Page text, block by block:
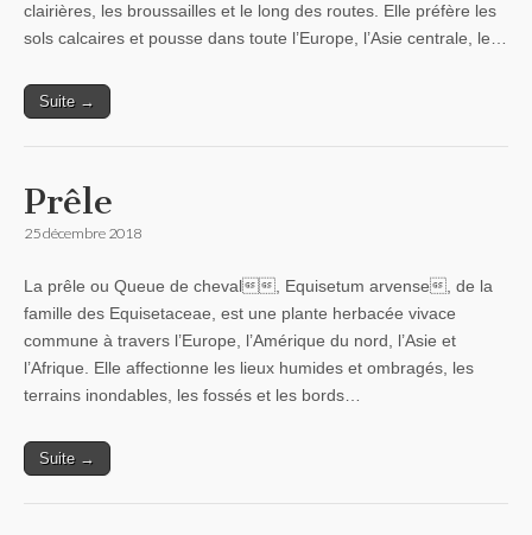
clairières, les broussailles et le long des routes. Elle préfère les
sols calcaires et pousse dans toute l’Europe, l’Asie centrale, le…
Suite →
Prêle
25 décembre 2018
La prêle ou Queue de cheval, Equisetum arvense, de la
famille des Equisetaceae, est une plante herbacée vivace
commune à travers l’Europe, l’Amérique du nord, l’Asie et
l’Afrique. Elle affectionne les lieux humides et ombragés, les
terrains inondables, les fossés et les bords…
Suite →